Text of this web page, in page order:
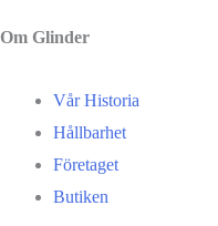
Om Glinder
Vår Historia
Hållbarhet
Företaget
Butiken